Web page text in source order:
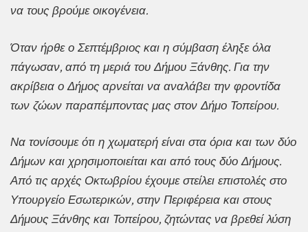
να τους βρούμε οικογένεια.
Όταν ήρθε ο Σεπτέμβριος και η σύμβαση έληξε όλα
πάγωσαν, από τη μεριά του Δήμου Ξάνθης. Για την
ακρίβεια ο Δήμος αρνείται να αναλάβει την φροντίδα
των ζώων παραπέμποντας μας στον Δήμο Τοπείρου.
Να τονίσουμε ότι η χωματερή είναι στα όρια και των δύο
Δήμων και χρησιμοποιείται και από τους δύο Δήμους.
Από τις αρχές Οκτωβρίου έχουμε στείλει επιστολές στο
Υπουργείο Εσωτερικών, στην Περιφέρεια και στους
Δήμους Ξάνθης και Τοπείρου, ζητώντας να βρεθεί λύση